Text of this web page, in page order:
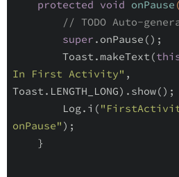
protected void onPause
// TODO Auto-
super .onPause();
Toast.makeText(
In First Activity" ,
Toast.LENGTH_LONG).show();
Log.i(
onPause" );
}